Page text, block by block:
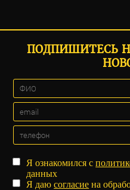
ПОДПИШИТЕСЬ
Я ознакомился с
данных
Я даюсогласие на